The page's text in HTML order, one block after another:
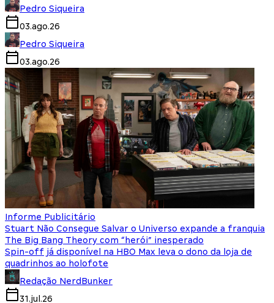
Pedro Siqueira
03.ago.26
Pedro Siqueira
03.ago.26
Informe Publicitário
Stuart Não Consegue Salvar o Universo expande a franquia
The Big Bang Theory com “herói” inesperado
Spin-off já disponível na HBO Max leva o dono da loja de
quadrinhos ao holofote
Redação NerdBunker
31.jul.26